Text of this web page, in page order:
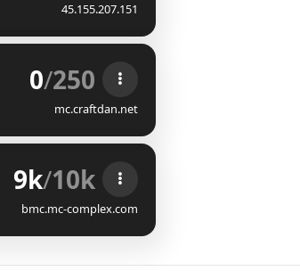
45.155.207.151
0/250
mc.craftdan.net
9k/10k
bmc.mc-complex.com